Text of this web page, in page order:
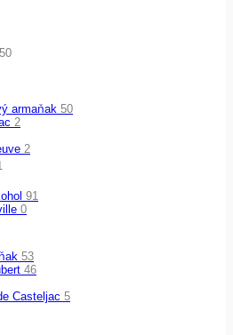
50
armaňak 50
2
2
91
0
53
46
Casteljac 5